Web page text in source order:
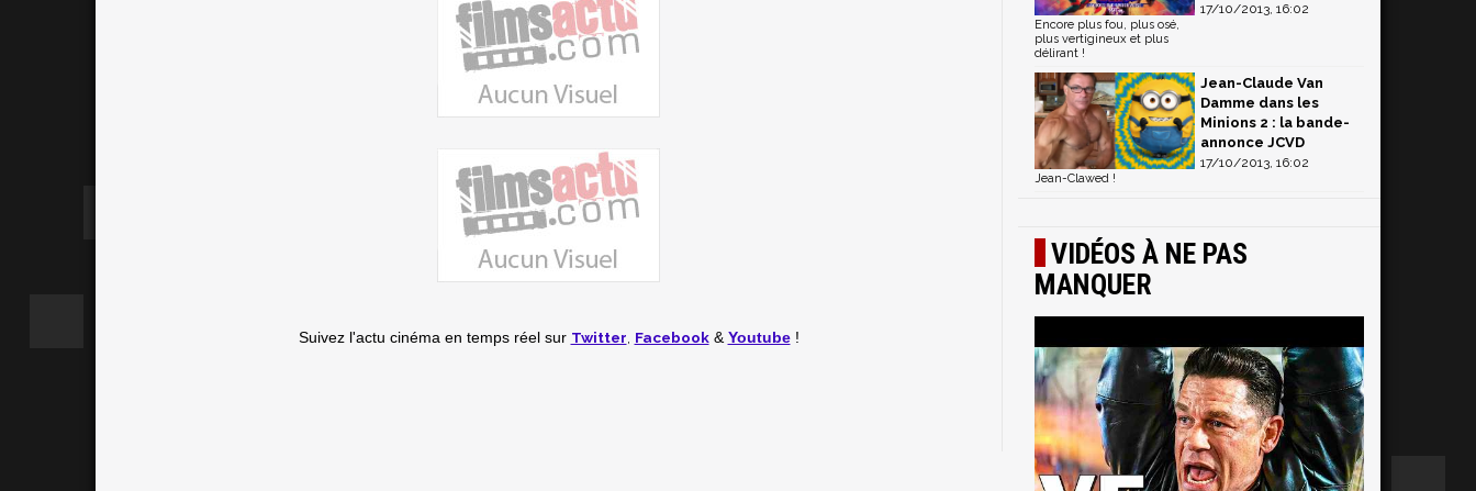
Suivez l'actu cinéma en temps réel sur Twitter Facebook& Youtube!
17/10/2013, 16:02
Encore plus fou, plus osé,
plus vertigineux et plus
délirant !
Jean-Claude Van
Damme dans les
Minions 2 : la bande-
annonce JCVD
17/10/2013, 16:02
Jean-Clawed !
VIDÉOS À NE PAS
MANQUER